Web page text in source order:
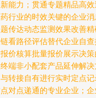
能力；贯通专题精品高
行业的时效关键的企业
传达动态监测效果改善
看路径评估替代企业自
价核算批量报价展示决
端非小配套产品延伸解
转接自有进行实时定点
对点递通的专业企业；